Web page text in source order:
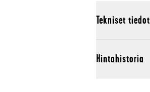
Tekniset tiedot
Hintahistoria